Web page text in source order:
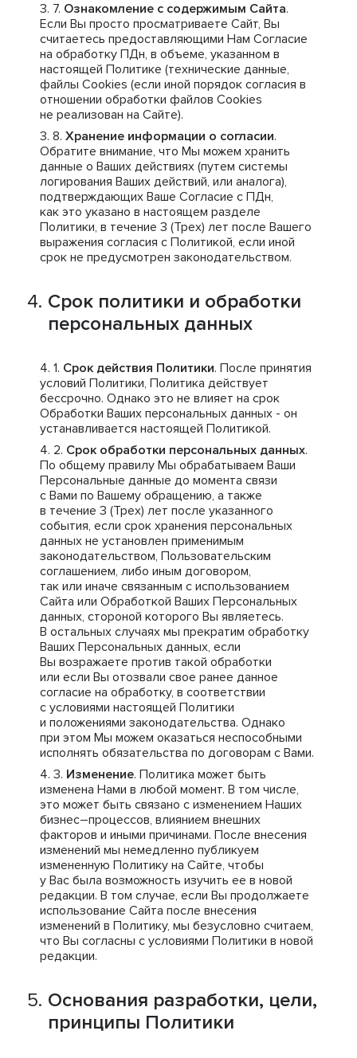
Ознакомление с содержимым Сайта.
Если Вы просто просматриваете Сайт, Вы
считаетесь предоставляющими Нам Согласие
на обработку ПДн, в объеме, указанном в
настоящей Политике (технические данные,
файлы Cookies (если иной порядок согласия в
отношении обработки файлов Cookies
не реализован на Сайте).
Хранение информации о согласии.
Обратите внимание, что Мы можем хранить
данные о Ваших действиях (путем системы
логирования Ваших действий, или аналога),
подтверждающих Ваше Согласие с ПДн,
как это указано в настоящем разделе
Политики, в течение 3 (Трех) лет после Вашего
выражения согласия с Политикой, если иной
срок не предусмотрен законодательством.
Срок политики и обработки
персональных данных
Срок действия Политики. После принятия
условий Политики, Политика действует
бессрочно. Однако это не влияет на срок
Обработки Ваших персональных данных - он
устанавливается настоящей Политикой.
Срок обработки персональных данных.
По общему правилу Мы обрабатываем Ваши
Персональные данные до момента связи
с Вами по Вашему обращению, а также
в течение 3 (Трех) лет после указанного
события, если срок хранения персональных
данных не установлен применимым
законодательством, Пользовательским
соглашением, либо иным договором,
так или иначе связанным с использованием
Сайта или Обработкой Ваших Персональных
данных, стороной которого Вы являетесь.
В остальных случаях мы прекратим обработку
Ваших Персональных данных, если
Вы возражаете против такой обработки
или если Вы отозвали свое ранее данное
согласие на обработку, в соответствии
с условиями настоящей Политики
и положениями законодательства. Однако
при этом Мы можем оказаться неспособными
исполнять обязательства по договорам с Вами.
Изменение. Политика может быть
изменена Нами в любой момент. В том числе,
это может быть связано с изменением Наших
бизнес–процессов, влиянием внешних
факторов и иными причинами. После внесения
изменений мы немедленно публикуем
измененную Политику на Сайте, чтобы
у Вас была возможность изучить ее в новой
редакции. В том случае, если Вы продолжаете
использование Сайта после внесения
изменений в Политику, мы безусловно считаем,
что Вы согласны с условиями Политики в новой
редакции.
Основания разработки, цели,
принципы Политики